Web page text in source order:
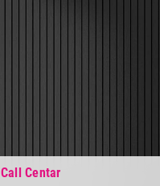
Call Centar